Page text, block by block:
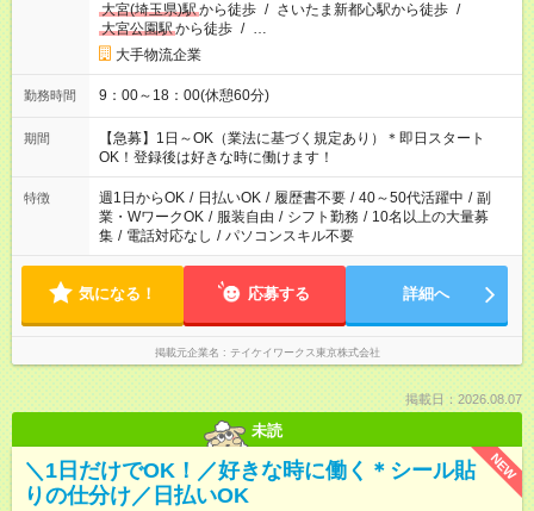
大宮(埼玉県)駅から徒歩 / さいたま新都心駅から徒歩 /
大宮公園駅から徒歩 / …
大手物流企業
勤務時間 9：00～18：00(休憩60分)
期間
【急募】1日～OK（業法に基づく規定あり）＊即日スタート
OK！登録後は好きな時に働けます！
特徴 週1日からOK / 日払いOK / 履歴書不要 / 40～50代活躍中 / 副
業・WワークOK / 服装自由 / シフト勤務 / 10名以上の大量募
集 / 電話対応なし / パソコンスキル不要
気になる！ 応募する 詳細へ
掲載元企業名 テイケイワークス東京株式会社
掲載日：2026.08.07
未読
NEW
＼1日だけでOK！／好きな時に働く＊シール貼
りの仕分け／日払いOK